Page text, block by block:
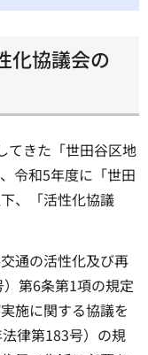
化協議会の
てきた「世田谷区地
令和5年度に「世田
、「活性化協議
通の活性化及び再
第6条第1項の規定
施に関する協議を
律第183号）の規